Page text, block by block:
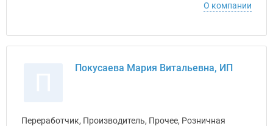
О компании
Покусаева Мария Витальевна, ИП
Переработчик, Производитель, Прочее, Розничная